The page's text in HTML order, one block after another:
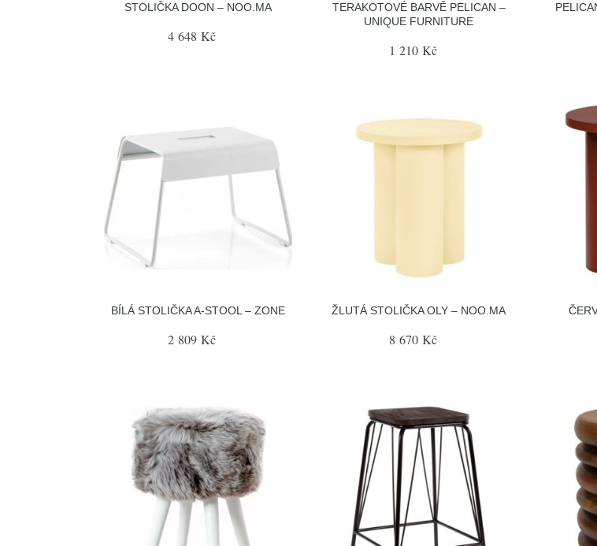
STOLIČKA DOON – NOO.MA
4 648 Kč
TERAKOTOVÉ BARVĚ PELICAN –
UNIQUE FURNITURE
1 210 Kč
BÍLÁ STOLIČKA A-STOOL – ZONE
2 809 Kč
ŽLUTÁ STOLIČKA OLY – NOO.MA
8 670 Kč